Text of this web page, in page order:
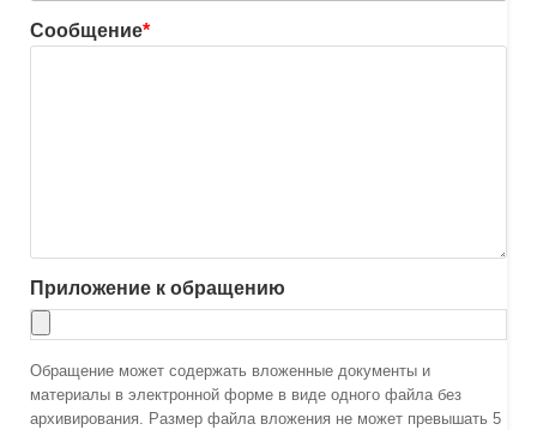
Сообщение*
Приложение к обращению
Обращение может содержать вложенные документы и
материалы в электронной форме в виде одного файла без
архивирования. Размер файла вложения не может превышать 5